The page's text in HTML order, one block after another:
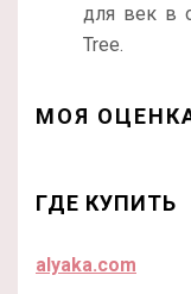
для век в
Tree.
МОЯ
ГДЕ КУПИТЬ
alyaka.com